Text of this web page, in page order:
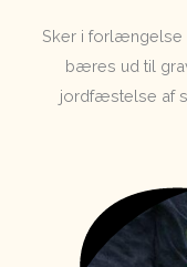
Sker i forlængelse
bæres ud til
jordfæstelse af